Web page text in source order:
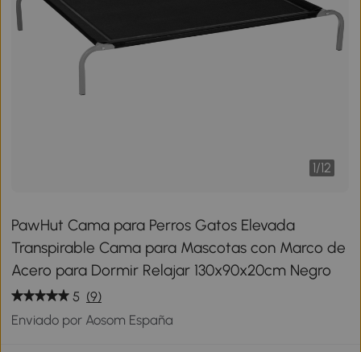
1/12
PawHut Cama para Perros Gatos Elevada
Transpirable Cama para Mascotas con Marco de
Acero para Dormir Relajar 130x90x20cm Negro
5 (9)
Enviado por Aosom España